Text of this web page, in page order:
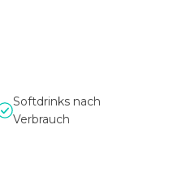
Softdrinks nach
Verbrauch